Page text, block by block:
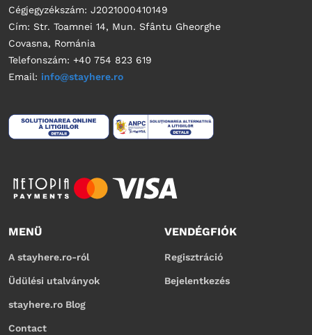
Cégjegyzékszám: J2021000410149
Cím: Str. Toamnei 14, Mun. Sfântu Gheorghe
Covasna, Románia
Telefonszám: +40 754 823 619
Email: info@stayhere.ro
MENÜ
A stayhere.ro-ról
Üdülési utalványok
stayhere.ro Blog
Contact
VENDÉGFIÓK
Regisztráció
Bejelentkezés